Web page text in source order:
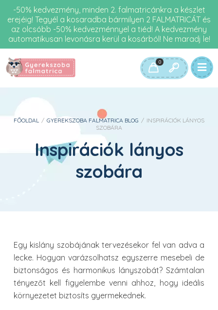
-50% kedvezmény, minden 2. falmatricánkra a készlet
erejéig! Tegyél a kosaradba bármilyen 2 FALMATRICÁT és
az olcsóbb -50% kedvezménnyel a tiéd! A kedvezmény
automatikusan levonásra kerül a kosárból! Ne maradj le!
0
FŐOLDAL / GYEREKSZOBA FALMATRICA BLOG / INSPIRÁCIÓK LÁNYOS
SZOBÁRA
Inspirációk lányos
szobára
Egy kislány szobájának tervezésekor fel van adva a
lecke. Hogyan varázsolhatsz egyszerre mesebeli de
biztonságos és harmonikus lányszobát? Számtalan
tényezőt kell figyelembe venni ahhoz, hogy ideális
környezetet biztosíts gyermekednek.